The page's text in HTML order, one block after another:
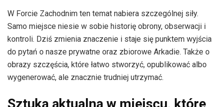
W Forcie Zachodnim ten temat nabiera szczególnej siły.
Samo miejsce niesie w sobie historię obrony, obserwacji i
kontroli. Dziś zmienia znaczenie i staje się punktem wyjścia
do pytań o nasze prywatne oraz zbiorowe Arkadie. Także o
obrazy szczęścia, które łatwo stworzyć, opublikować albo
wygenerować, ale znacznie trudniej utrzymać.